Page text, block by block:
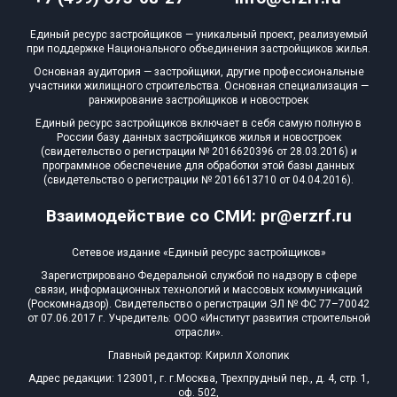
блоков в БД
583 из 21 876
Взаимодействие со СМИ: pr@erzrf.ru
Единый ресурс застройщиков — уникальный проект, реализуемый
при поддержке Национального объединения застройщиков жилья.
Основная аудитория — застройщики, другие профессиональные
участники жилищного строительства. Основная специализация —
ранжирование застройщиков и новостроек
Единый ресурс застройщиков включает в себя самую полную в
России базу данных застройщиков жилья и новостроек
(свидетельство о регистрации № 2016620396 от 28.03.2016) и
программное обеспечение для обработки этой базы данных
(свидетельство о регистрации № 2016613710 от 04.04.2016).
Сетевое издание «Единый ресурс застройщиков»
Зарегистрировано Федеральной службой по надзору в сфере
связи, информационных технологий и массовых коммуникаций
(Роскомнадзор). Свидетельство о регистрации ЭЛ № ФС 77–70042
от 07.06.2017 г. Учредитель: ООО «Институт развития строительной
отрасли».
Главный редактор: Кирилл Холопик
Адрес редакции: 123001, г. г.Москва, Трехпрудный пер., д. 4, стр. 1,
оф. 502,